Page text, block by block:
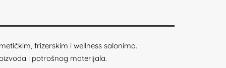
frizerskim i wellness salonima.
i potrošnog materijala.